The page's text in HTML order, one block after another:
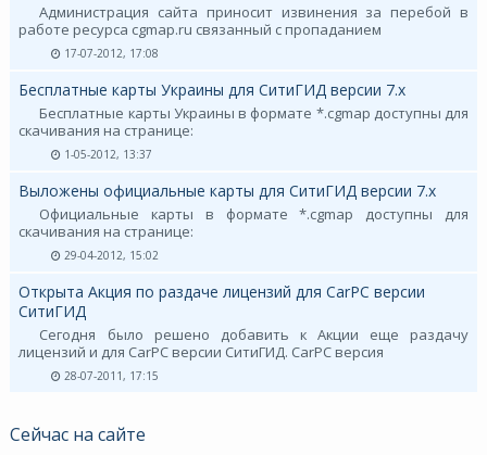
Администрация сайта приносит извинения за перебой в
работе ресурса cgmap.ru связанный с пропаданием
17-07-2012, 17:08
Бесплатные карты Украины для СитиГИД версии 7.х
Бесплатные карты Украины в формате *.cgmap доступны для
скачивания на странице:
1-05-2012, 13:37
Выложены официальные карты для СитиГИД версии 7.х
Официальные карты в формате *.cgmap доступны для
скачивания на странице:
29-04-2012, 15:02
Открыта Акция по раздаче лицензий для CarPC версии
СитиГИД
Сегодня было решено добавить к Акции еще раздачу
лицензий и для CarPC версии СитиГИД. CarPC версия
28-07-2011, 17:15
Сейчас на сайте